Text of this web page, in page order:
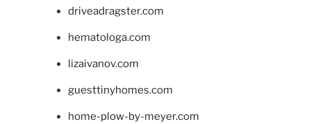
driveadragster.com
hematologa.com
lizaivanov.com
guesttinyhomes.com
home-plow-by-meyer.com